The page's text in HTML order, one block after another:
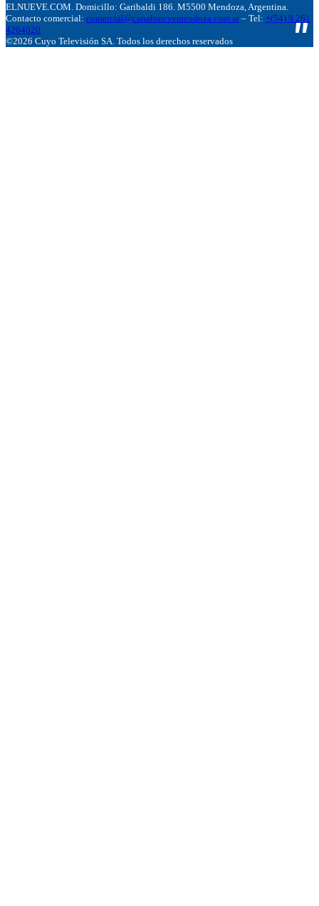
ELNUEVE.COM. Domicillo: Garibaldi 186. M5500 Mendoza, Argentina.
Contacto comercial: comercial@canalnuevemendoza.com.ar – Tel: +(54) 9 261
4204020
©2026 Cuyo Televisión SA. Todos los derechos reservados